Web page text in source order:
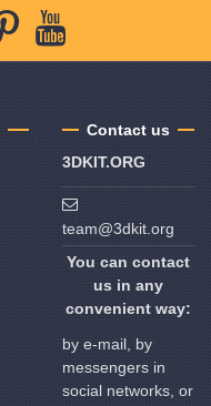
Contact us
3DKIT.ORG
team@3dkit.org
You can contact
us in any
convenient way:
by e-mail, by
messengers in
social networks, or